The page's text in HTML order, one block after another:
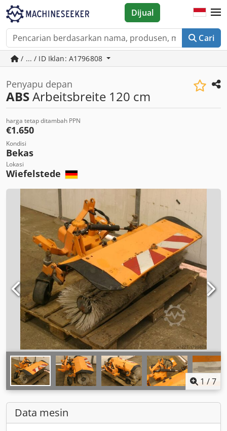
Cari
Dijual
/ ... / ID Iklan: A1796808
Penyapu depan
ABSArbeitsbreite 120 cm
harga tetap ditambah PPN
€1.650
Kondisi
Bekas
Lokasi
Wiefelstede
1 /7
Data mesin